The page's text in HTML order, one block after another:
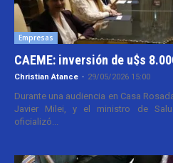
Empresas
CAEME: inversión de u$s
Christian Atance - 29/05/2026 15:00
Durante una audiencia en Casa
Javier Milei, y el ministro de
oficializó...